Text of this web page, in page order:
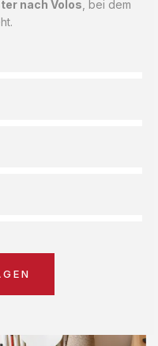
nach Volos , bei dem